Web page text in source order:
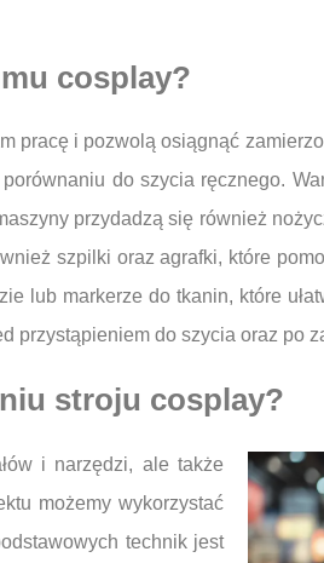
cosplay?
pracę i pozwolą osiągnąć
do szycia ręcznego.
przydadzą się również
szpilki oraz agrafki, które
lub markerze do tkanin, które
przystąpieniem do szycia oraz po
stroju cosplay?
i narzędzi, ale także
możemy wykorzystać
technik jest